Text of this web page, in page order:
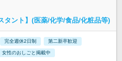
タント】(医薬/化学/食品/化粧品等)
完全週休2日制 第二新卒歓迎
女性のおしごと掲載中